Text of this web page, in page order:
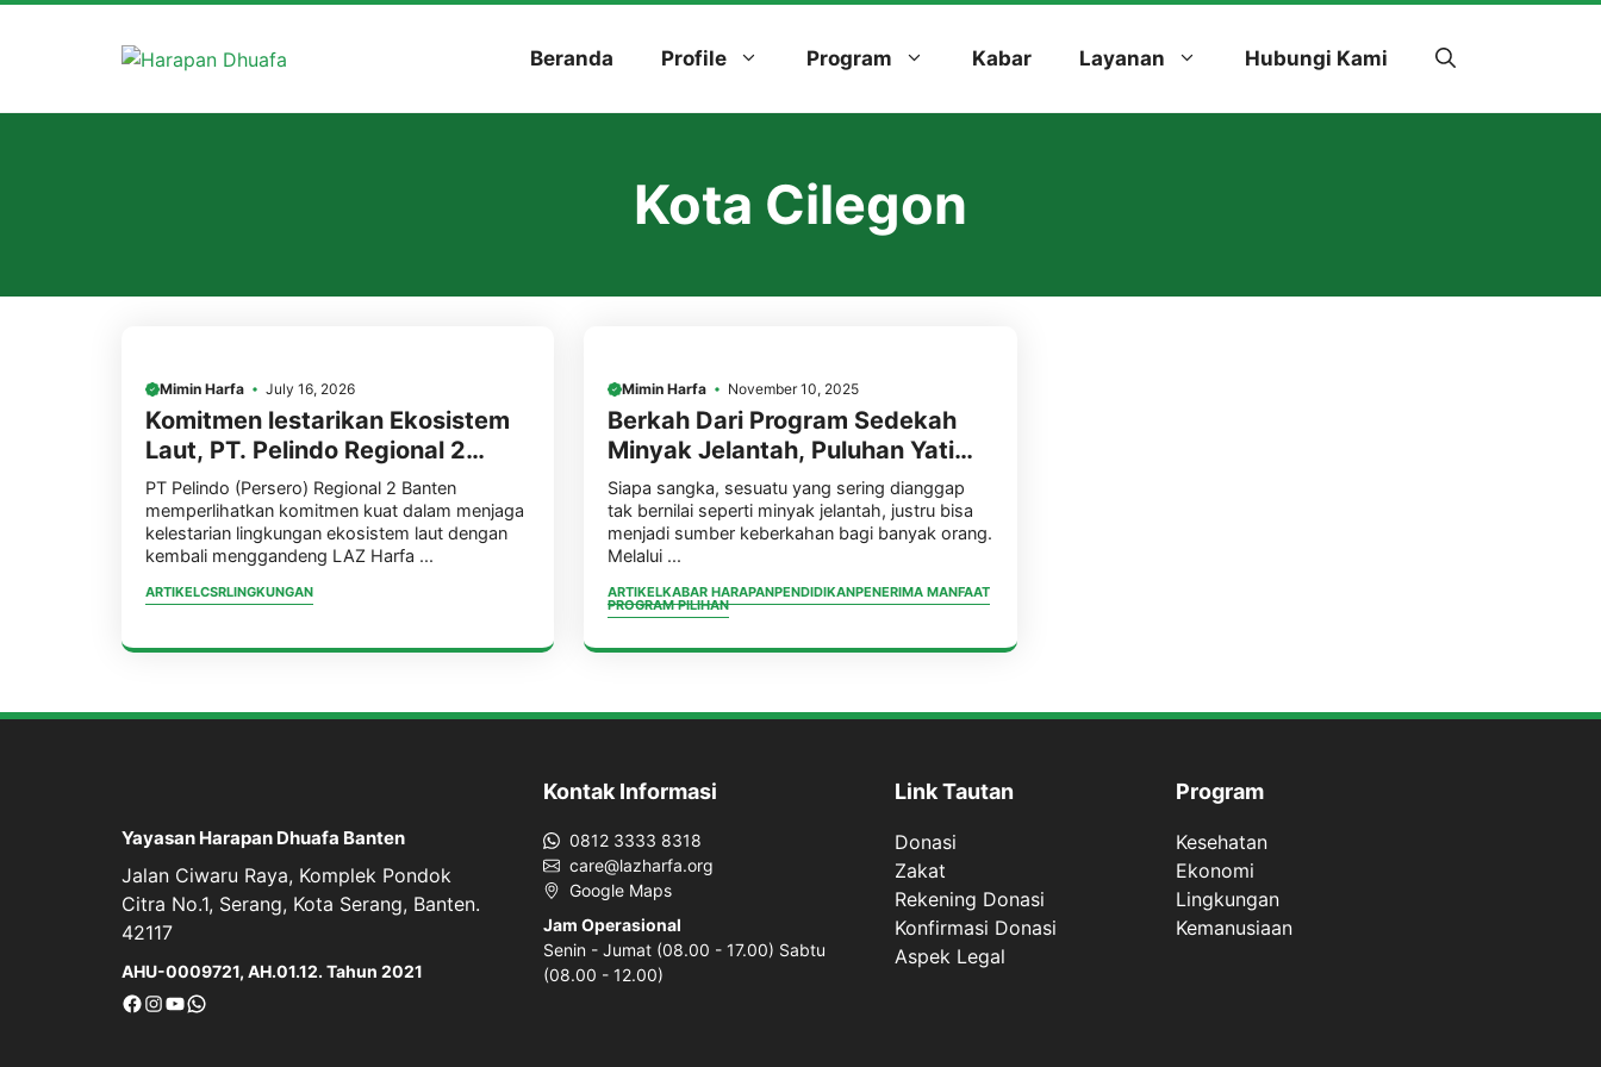
Beranda Profile Program Kabar Layanan Hubungi Kami
Kota Cilegon
Mimin Harfa July 16, 2026
Komitmen lestarikan Ekosistem
Laut, PT. Pelindo Regional 2
Banten, Kembali gandeng LAZ
Harfa sebagai Mitra Program,
tanam 225 rak terumbu karang
di kawasan Pulau Merak Besar,
Kota Cilegon.
PT Pelindo (Persero) Regional 2 Banten
memperlihatkan komitmen kuat dalam menjaga
kelestarian lingkungan ekosistem laut dengan
kembali menggandeng LAZ Harfa ...
ARTIKELCSRLINGKUNGAN
Mimin Harfa November 10, 2025
Berkah Dari Program Sedekah
Minyak Jelantah, Puluhan Yatim
Dhuafa Telah Rasakan
Kebahagiaan.
Siapa sangka, sesuatu yang sering dianggap
tak bernilai seperti minyak jelantah, justru bisa
menjadi sumber keberkahan bagi banyak orang.
Melalui ...
ARTIKELKABAR HARAPANPENDIDIKANPENERIMA MANFAAT
PROGRAM PILIHAN
Yayasan Harapan Dhuafa Banten
Jalan Ciwaru Raya, Komplek Pondok
Citra No.1, Serang, Kota Serang, Banten.
42117
AHU-0009721, AH.01.12. Tahun 2021
Facebook
Instagram
YouTube
WhatsApp
Kontak Informasi
0812 3333 8318
care@lazharfa.org
Google Maps
Jam Operasional
Senin - Jumat (08.00 - 17.00) Sabtu
(08.00 - 12.00)
Link Tautan
Donasi
Zakat
Rekening Donasi
Konfirmasi Donasi
Aspek Legal
Program
Kesehatan
Ekonomi
Lingkungan
Kemanusiaan